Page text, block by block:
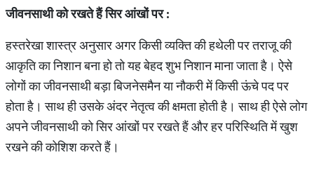
जीवनसाथीकोरखतेहैंसिरआंखोंपर:
हस्तरेखा शास्त्र अनुसार अगर किसी व्यक्ति की हथेली पर तराजू की
आकृति का निशान बना हो तो यह बेहद शुभ निशान माना जाता है। ऐसे
लोगों का जीवनसाथी बड़ा बिजनेसमैन या नौकरी में किसी ऊंचे पद पर
होता है। साथ ही उसके अंदर नेतृत्व की क्षमता होती है। साथ ही ऐसे लोग
अपने जीवनसाथी को सिर आंखों पर रखते हैं और हर परिस्थिति में खुश
रखने की कोशिश करते हैं।